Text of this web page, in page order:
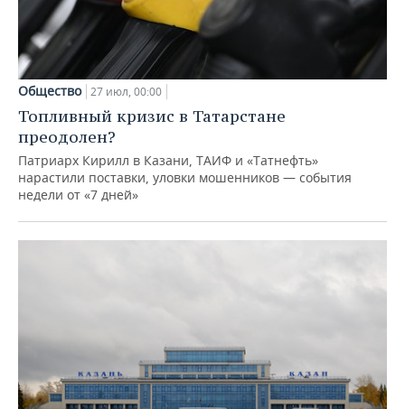
Общество 27 июл, 00:00
Топливный кризис в Татарстане
преодолен?
Патриарх Кирилл в Казани, ТАИФ и «Татнефть»
нарастили поставки, уловки мошенников — события
недели от «7 дней»